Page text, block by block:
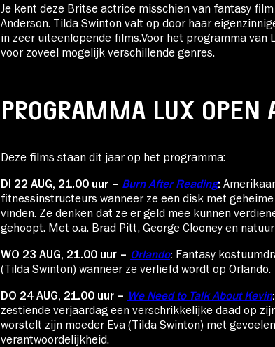
Je kent deze Britse actrice misschien van fantasy film
Anderson. Tilda Swinton valt op door haar
in zeer uiteenlopende films.Voor het programma van
voor zoveel mogelijk verschillende genres.
PROGRAMMA LUX OPEN
Deze films staan dit jaar op het programma:
DI 22 AUG, 21.00 uur – Burn After Reading:
fitnessinstructeurs wanneer ze een disk met
vinden. Ze denken dat ze er geld mee kunnen
gehoopt. Met o.a. Brad Pitt, George Clooney en
WO 23 AUG, 21.00 uur – Orlando: Fantasy
(Tilda Swinton) wanneer ze verliefd wordt op Orlando.
DO 24 AUG, 21.00 uur – We Need to Talk About Kevin:
zestiende verjaardag een verschrikkelijke daad op
worstelt zijn moeder Eva (Tilda Swinton) met
verantwoordelijkheid.